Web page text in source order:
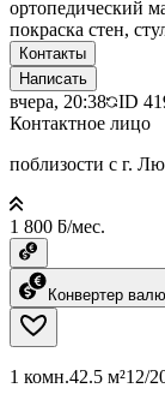
ортопедический
покраска стен,
Контакты
Написать
вчера, 20:38 ID
Контактное лицо
поблизости с г.
1 800 ƃ/мес.
Конвертер
1 комн.42.5 м²12/